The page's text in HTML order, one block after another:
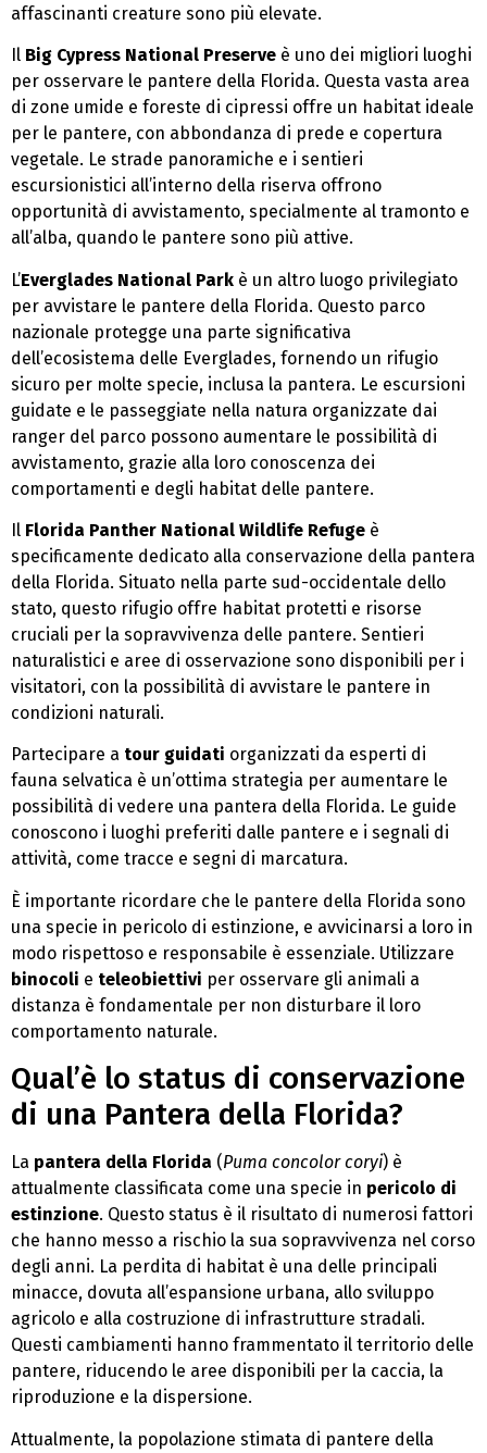
affascinanti creature sono più elevate.
Il Big Cypress National Preserve è uno dei migliori luoghi
per osservare le pantere della Florida. Questa vasta area
di zone umide e foreste di cipressi offre un habitat ideale
per le pantere, con abbondanza di prede e copertura
vegetale. Le strade panoramiche e i sentieri
escursionistici all’interno della riserva offrono
opportunità di avvistamento, specialmente al tramonto e
all’alba, quando le pantere sono più attive.
L’Everglades National Park è un altro luogo privilegiato
per avvistare le pantere della Florida. Questo parco
nazionale protegge una parte significativa
dell’ecosistema delle Everglades, fornendo un rifugio
sicuro per molte specie, inclusa la pantera. Le escursioni
guidate e le passeggiate nella natura organizzate dai
ranger del parco possono aumentare le possibilità di
avvistamento, grazie alla loro conoscenza dei
comportamenti e degli habitat delle pantere.
Il Florida Panther National Wildlife Refuge è
specificamente dedicato alla conservazione della pantera
della Florida. Situato nella parte sud-occidentale dello
stato, questo rifugio offre habitat protetti e risorse
cruciali per la sopravvivenza delle pantere. Sentieri
naturalistici e aree di osservazione sono disponibili per i
visitatori, con la possibilità di avvistare le pantere in
condizioni naturali.
Partecipare a tour guidati organizzati da esperti di
fauna selvatica è un’ottima strategia per aumentare le
possibilità di vedere una pantera della Florida. Le guide
conoscono i luoghi preferiti dalle pantere e i segnali di
attività, come tracce e segni di marcatura.
È importante ricordare che le pantere della Florida sono
una specie in pericolo di estinzione, e avvicinarsi a loro in
modo rispettoso e responsabile è essenziale. Utilizzare
binocoli e teleobiettivi per osservare gli animali a
distanza è fondamentale per non disturbare il loro
comportamento naturale.
Qual’è lo status di conservazione
di una Pantera della Florida?
La pantera della Florida (Puma concolor coryi) è
attualmente classificata come una specie in pericolo di
estinzione. Questo status è il risultato di numerosi fattori
che hanno messo a rischio la sua sopravvivenza nel corso
degli anni. La perdita di habitat è una delle principali
minacce, dovuta all’espansione urbana, allo sviluppo
agricolo e alla costruzione di infrastrutture stradali.
Questi cambiamenti hanno frammentato il territorio delle
pantere, riducendo le aree disponibili per la caccia, la
riproduzione e la dispersione.
Attualmente, la popolazione stimata di pantere della